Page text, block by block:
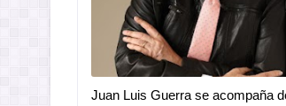
Juan Luis Guerra se acompaña